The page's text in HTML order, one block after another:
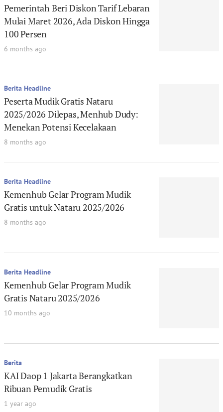
Pemerintah Beri Diskon Tarif Lebaran
Mulai Maret 2026, Ada Diskon Hingga
100 Persen
6 months ago
Berita Headline
Peserta Mudik Gratis Nataru
2025/2026 Dilepas, Menhub Dudy:
Menekan Potensi Kecelakaan
8 months ago
Berita Headline
Kemenhub Gelar Program Mudik
Gratis untuk Nataru 2025/2026
8 months ago
Berita Headline
Kemenhub Gelar Program Mudik
Gratis Nataru 2025/2026
10 months ago
Berita
KAI Daop 1 Jakarta Berangkatkan
Ribuan Pemudik Gratis
1 year ago